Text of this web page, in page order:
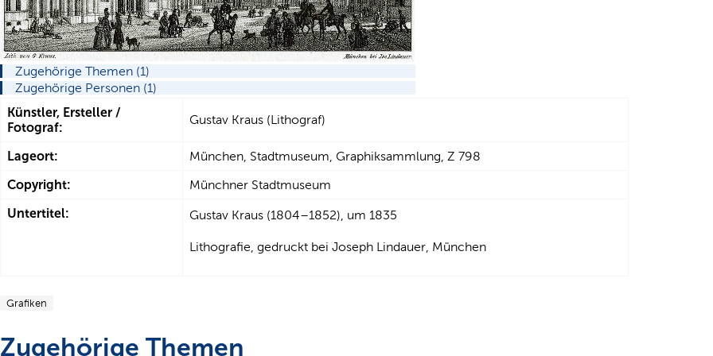
Zugehörige Themen (1)
Zugehörige Personen (1)
Künstler, Ersteller /
Fotograf:
Gustav Kraus (Lithograf)
Lageort: München, Stadtmuseum, Graphiksammlung, Z 798
Copyright: Münchner Stadtmuseum
Untertitel: Gustav Kraus (1804–1852), um 1835
Lithografie, gedruckt bei Joseph Lindauer, München
Grafiken
Zugehörige Themen